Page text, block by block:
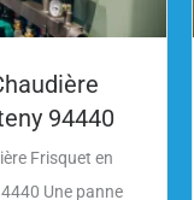
94440
Frisquet en
Une panne